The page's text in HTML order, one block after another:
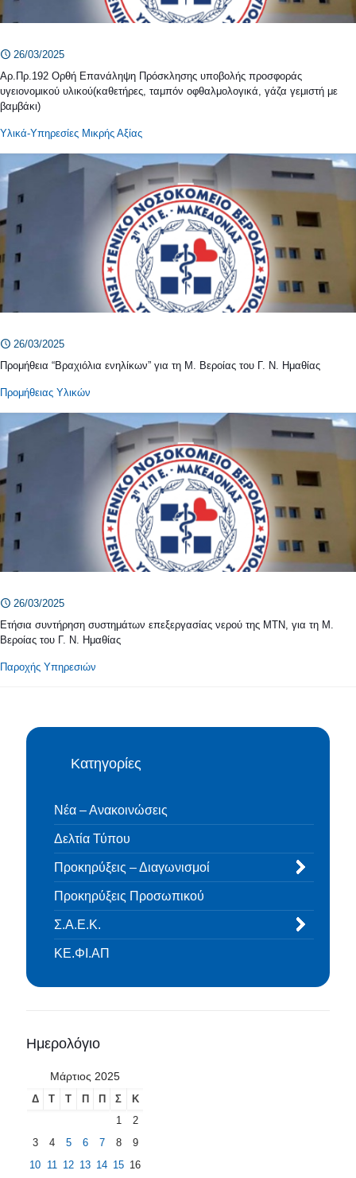
26/03/2025
Αρ.Πρ.192 Ορθή Επανάληψη Πρόσκλησης υποβολής προσφοράς
υγειονομικού υλικού(καθετήρες, ταμπόν οφθαλμολογικά, γάζα γεμιστή με
βαμβάκι)
Υλικά-Υπηρεσίες Μικρής Αξίας
26/03/2025
Προμήθεια “Βραχιόλια ενηλίκων” για τη Μ. Βεροίας του Γ. Ν. Ημαθίας
Προμήθειας Υλικών
26/03/2025
Ετήσια συντήρηση συστημάτων επεξεργασίας νερού της ΜΤΝ, για τη Μ.
Βεροίας του Γ. Ν. Ημαθίας
Παροχής Υπηρεσιών
Κατηγορίες
Νέα – Ανακοινώσεις
Δελτία Τύπου
Προκηρύξεις – Διαγωνισμοί
Προκηρύξεις Προσωπικού
Σ.Α.Ε.Κ.
ΚΕ.ΦΙ.ΑΠ
Ημερολόγιο
Μάρτιος 2025
Δ Τ Τ Π Π Σ
Κ
1
2
3
4 5 6 7 8
9
10 11 12 13 14 15 16